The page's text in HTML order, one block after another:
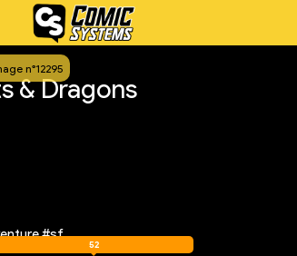
n°12295
& Dragons
#sf
52